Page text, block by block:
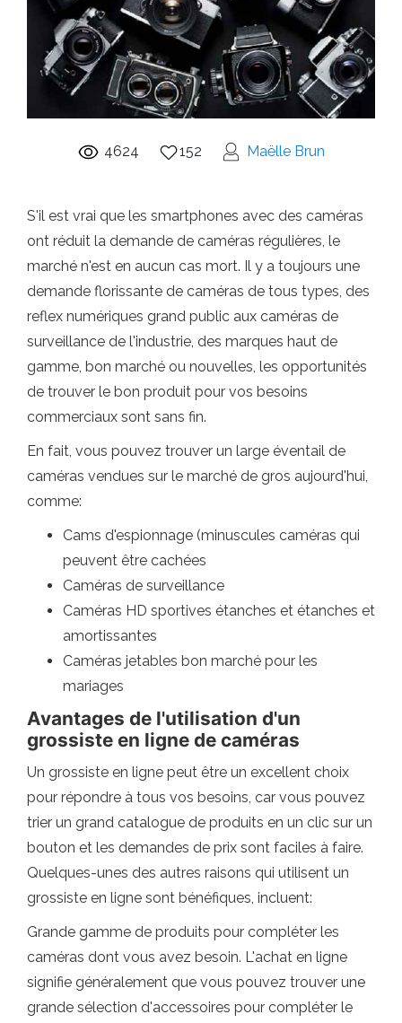
4624 152 Maëlle Brun
S'il est vrai que les smartphones avec des caméras
ont réduit la demande de caméras régulières, le
marché n'est en aucun cas mort. Il y a toujours une
demande florissante de caméras de tous types, des
reflex numériques grand public aux caméras de
surveillance de l'industrie, des marques haut de
gamme, bon marché ou nouvelles, les opportunités
de trouver le bon produit pour vos besoins
commerciaux sont sans fin.
En fait, vous pouvez trouver un large éventail de
caméras vendues sur le marché de gros aujourd'hui,
comme:
Cams d'espionnage (minuscules caméras qui
peuvent être cachées
Caméras de surveillance
Caméras HD sportives étanches et étanches et
amortissantes
Caméras jetables bon marché pour les
mariages
Avantages de l'utilisation d'un
grossiste en ligne de caméras
Un grossiste en ligne peut être un excellent choix
pour répondre à tous vos besoins, car vous pouvez
trier un grand catalogue de produits en un clic sur un
bouton et les demandes de prix sont faciles à faire.
Quelques-unes des autres raisons qui utilisent un
grossiste en ligne sont bénéfiques, incluent:
Grande gamme de produits pour compléter les
caméras dont vous avez besoin. L'achat en ligne
signifie généralement que vous pouvez trouver une
grande sélection d'accessoires pour compléter le